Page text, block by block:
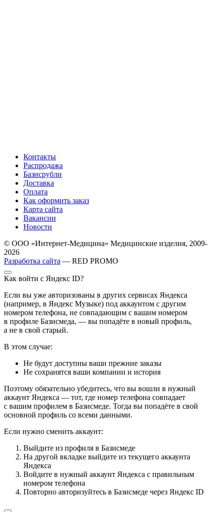
Контакты
Распродажа
Базисрубли
Доставка
Оплата
Как оформить заказ
Карта сайта
Вакансии
Новости
© ООО «Интернет-Медицина» Медицинские изделия, 2009-
2026
Разработка сайта — RED PROMO
Как войти с Яндекс ID?
Если вы уже авторизованы в других сервисах Яндекса
(например, в Яндекс Музыке) под аккаунтом с другим
номером телефона, не совпадающим с вашим номером
в профиле Базисмеда, — вы попадёте в новый профиль,
а не в свой старый.
В этом случае:
Не будут доступны ваши прежние заказы
Не сохранятся ваши компании и история
Поэтому обязательно убедитесь, что вы вошли в нужный
аккаунт Яндекса — тот, где номер телефона совпадает
с вашим профилем в Базисмеде. Тогда вы попадёте в свой
основной профиль со всеми данными.
Если нужно сменить аккаунт:
Выйдите из профиля в Базисмеде
На другой вкладке выйдите из текущего аккаунта
Яндекса
Войдите в нужный аккаунт Яндекса с правильным
номером телефона
Повторно авторизуйтесь в Базисмеде через Яндекс ID